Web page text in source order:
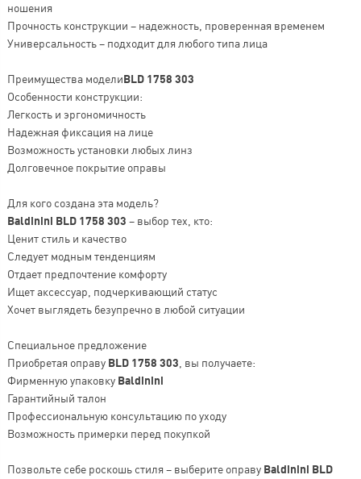
ношения
Прочность конструкции – надежность, проверенная временем
Универсальность – подходит для любого типа лица
Преимущества моделиBLD 1758 303
Особенности конструкции:
Легкость и эргономичность
Надежная фиксация на лице
Возможность установки любых линз
Долговечное покрытие оправы
Для кого создана эта модель?
Baldinini BLD 1758 303 – выбор тех, кто:
Ценит стиль и качество
Следует модным тенденциям
Отдает предпочтение комфорту
Ищет аксессуар, подчеркивающий статус
Хочет выглядеть безупречно в любой ситуации
Специальное предложение
Приобретая оправу BLD 1758 303 , вы получаете:
Фирменную упаковку Baldinini
Гарантийный талон
Профессиональную консультацию по уходу
Возможность примерки перед покупкой
Позвольте себе роскошь стиля – выберите оправу Baldinini BLD